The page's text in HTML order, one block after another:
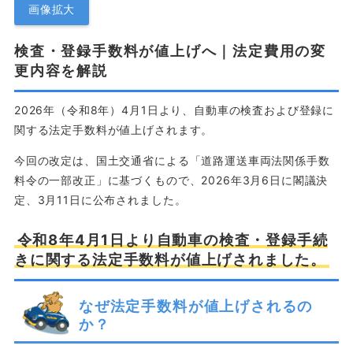
画像拡大
検査・登録手数料が値上げへ｜法定費用の変
更内容を解説
2026年（令和8年）4月1日より、自動車の検査および登録に
関する法定手数料が値上げされます。
今回の改定は、国土交通省による「道路運送車両法関係手数
料令の一部改正」に基づくもので、2026年3月6日に閣議決
定、3月11日に公布されました。
令和8年4月1日より自動車の検査・登録手続
きに関する法定手数料が値上げされました。
なぜ法定手数料が値上げされるの
か？